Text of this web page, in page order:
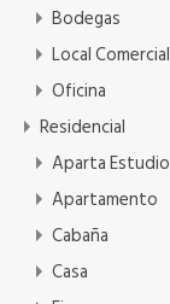
Bodegas
Local Comercial
Oficina
Residencial
Aparta Estudio
Apartamento
Cabaña
Casa